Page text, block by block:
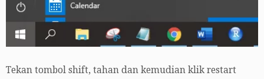
Tekan tombol shift, tahan dan kemudian klik restart